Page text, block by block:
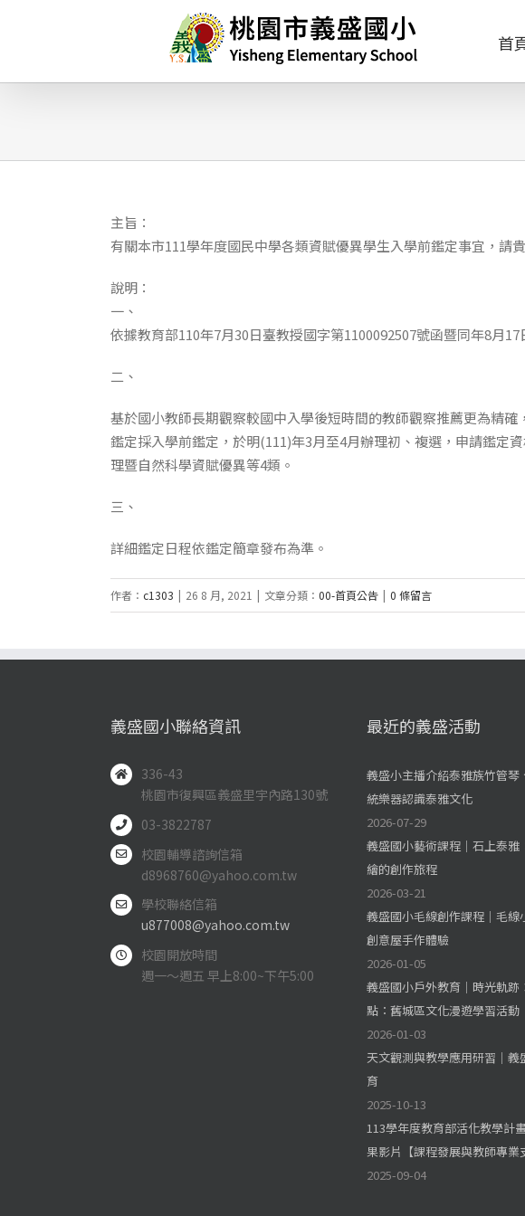
容
首
主旨：
有關本市111學年度國民中學各類資賦優異學生入學前鑑定事宜，請
說明：
一、
依據教育部110年7月30日臺教授國字第1100092507號函暨同年8月
二、
基於國小教師長期觀察較國中入學後短時間的教師觀察推薦更為精
鑑定採入學前鑑定，於明(111)年3月至4月辦理初、複選，申請鑑定
理暨自然科學資賦優異等4類。
三、
詳細鑑定日程依鑑定簡章發布為準。
作者： c1303 | 26 8 月, 2021 | 文章分類： 00-首頁公告 | 0 條留言
義盛國小聯絡資訊
336-43
桃園市復興區義盛里宇內路130號
03-3822787
校園輔導諮詢信箱
d8968760@yahoo.com.tw
學校聯絡信箱
u877008@yahoo.com.tw
校園開放時間
週一～週五 早上8:00~下午5:00
最近的義盛活動
義盛小主播介紹泰雅族竹管琴
統樂器認識泰雅文化
2026-07-29
義盛國小藝術課程｜石上泰雅
繪的創作旅程
2026-03-21
義盛國小毛線創作課程｜毛線
創意屋手作體驗
2026-01-05
義盛國小戶外教育｜時光軌
點：舊城區文化漫遊學習活動
2026-01-03
天文觀測與教學應用研習｜義
育
2025-10-13
113學年度教育部活化教學計
果影片【課程發展與教師專業
2025-09-04